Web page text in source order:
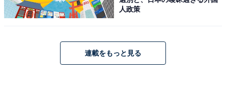
人政策
連載をもっと見る